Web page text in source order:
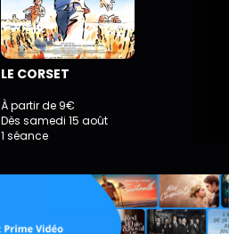
LE CORSET
À partir de 9€
Dès samedi 15 août
1 séance